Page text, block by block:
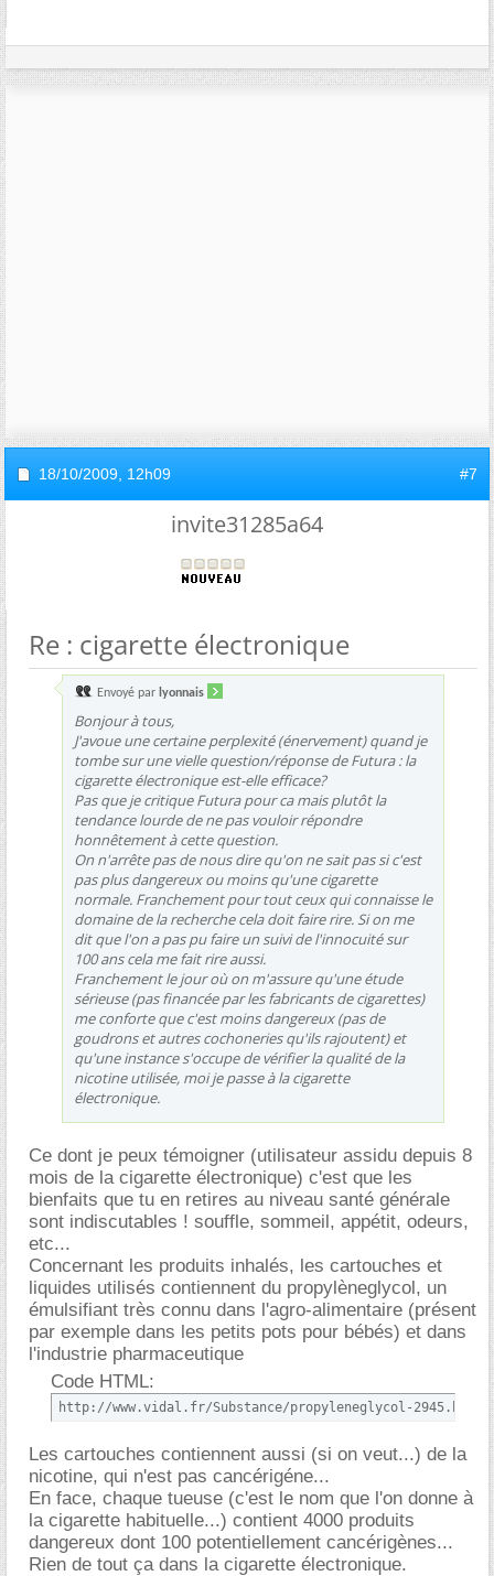
18/10/2009, 12h09 #7
invite31285a64
Re : cigarette électronique
Envoyé par lyonnais
Bonjour à tous,
J'avoue une certaine perplexité (énervement) quand je
tombe sur une vielle question/réponse de Futura : la
cigarette électronique est-elle efficace?
Pas que je critique Futura pour ca mais plutôt la
tendance lourde de ne pas vouloir répondre
honnêtement à cette question.
On n'arrête pas de nous dire qu'on ne sait pas si c'est
pas plus dangereux ou moins qu'une cigarette
normale. Franchement pour tout ceux qui connaisse le
domaine de la recherche cela doit faire rire. Si on me
dit que l'on a pas pu faire un suivi de l'innocuité sur
100 ans cela me fait rire aussi.
Franchement le jour où on m'assure qu'une étude
sérieuse (pas financée par les fabricants de cigarettes)
me conforte que c'est moins dangereux (pas de
goudrons et autres cochoneries qu'ils rajoutent) et
qu'une instance s'occupe de vérifier la qualité de la
nicotine utilisée, moi je passe à la cigarette
électronique.
Ce dont je peux témoigner (utilisateur assidu depuis 8
mois de la cigarette électronique) c'est que les
bienfaits que tu en retires au niveau santé générale
sont indiscutables ! souffle, sommeil, appétit, odeurs,
etc...
Concernant les produits inhalés, les cartouches et
liquides utilisés contiennent du propylèneglycol, un
émulsifiant très connu dans l'agro-alimentaire (présent
par exemple dans les petits pots pour bébés) et dans
l'industrie pharmaceutique
Code HTML:
http://www.vidal.fr/Substance/propyleneglycol-2945.htm
Les cartouches contiennent aussi (si on veut...) de la
nicotine, qui n'est pas cancérigéne...
En face, chaque tueuse (c'est le nom que l'on donne à
la cigarette habituelle...) contient 4000 produits
dangereux dont 100 potentiellement cancérigènes...
Rien de tout ça dans la cigarette électronique.